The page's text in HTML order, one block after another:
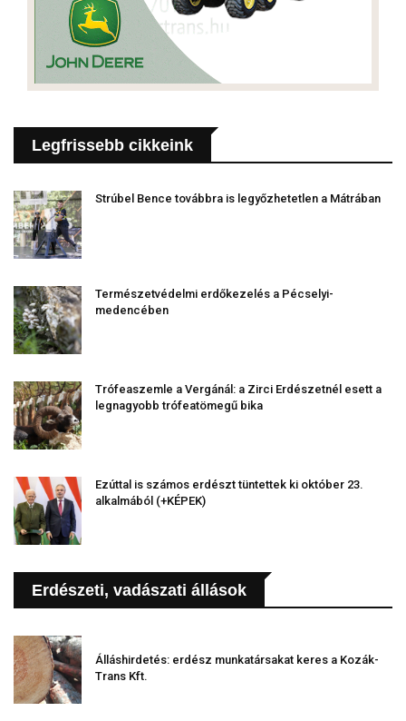
Legfrissebb cikkeink
Strúbel Bence továbbra is legyőzhetetlen a Mátrában
Természetvédelmi erdőkezelés a Pécselyi-
medencében
Trófeaszemle a Vergánál: a Zirci Erdészetnél esett a
legnagyobb trófeatömegű bika
Ezúttal is számos erdészt tüntettek ki október 23.
alkalmából (+KÉPEK)
Erdészeti, vadászati állások
Álláshirdetés: erdész munkatársakat keres a Kozák-
Trans Kft.